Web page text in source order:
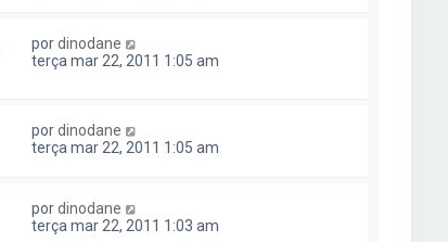
pordinodane
terça mar 22, 2011 1:05 am
pordinodane
terça mar 22, 2011 1:05 am
pordinodane
terça mar 22, 2011 1:03 am